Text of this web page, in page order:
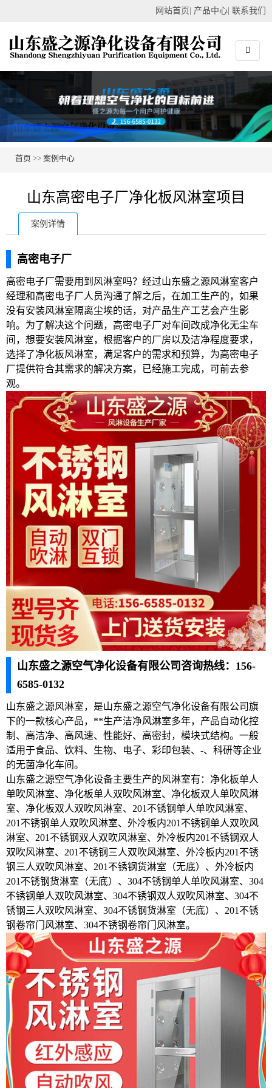
网站首页 产品中心 联系我们
首页 >> 案例中心
山东高密电子厂净化板风淋室项目
案例详情
高密电子厂
高密电子厂需要用到风淋室吗？经过山东盛之源风淋室客户
经理和高密电子厂人员沟通了解之后，在加工生产的，如果
没有安装风淋室隔离尘埃的话，对产品生产工艺会产生影
响。为了解决这个问题，高密电子厂对车间改成净化无尘车
间，想要安装风淋室，根据客户的厂房以及洁净程度要求，
选择了净化板风淋室，满足客户的需求和预算，为高密电子
厂提供符合其需求的解决方案，已经施工完成，可前去参
观。
山东盛之源空气净化设备有限公司咨询热线：156-
6585-0132
山东盛之源风淋室，是山东盛之源空气净化设备有限公司旗
下的一款核心产品，**生产洁净风淋室多年，产品自动化控
制、高洁净、高风速、性能好、高密封，模块式结构。一般
适用于食品、饮料、生物、电子、彩印包装、-、科研等企业
的无菌净化车间。
山东盛之源空气净化设备主要生产的风淋室有：净化板单人
单吹风淋室、净化板单人双吹风淋室、净化板双人单吹风淋
室、净化板双人双吹风淋室、201不锈钢单人单吹风淋室、
201不锈钢单人双吹风淋室、外冷板内201不锈钢单人双吹风
淋室、201不锈钢双人双吹风淋室、外冷板内201不锈钢双人
双吹风淋室、201不锈钢三人双吹风淋室、外冷板内201不锈
钢三人双吹风淋室、201不锈钢货淋室（无底）、外冷板内
201不锈钢货淋室（无底）、304不锈钢单人单吹风淋室、304
不锈钢单人双吹风淋室、304不锈钢双人双吹风淋室、304不
锈钢三人双吹风淋室、304不锈钢货淋室（无底）、201不锈
钢卷帘门风淋室、304不锈钢卷帘门风淋室。